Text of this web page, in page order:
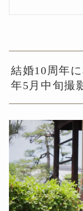
結婚10周年
年5月中旬撮